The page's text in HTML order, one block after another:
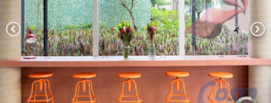
chevron_left chevron_right